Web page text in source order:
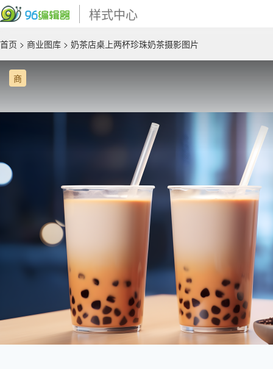
样式中心
首页 > 商业图库 > 奶茶店桌上两杯珍珠奶茶摄影图片
商